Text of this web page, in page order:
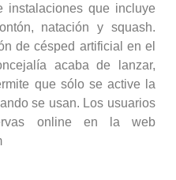
que incluye
natación y squash.
de césped artificial en el
acaba de lanzar,
que sólo se active la
se usan. Los usuarios
online en la web